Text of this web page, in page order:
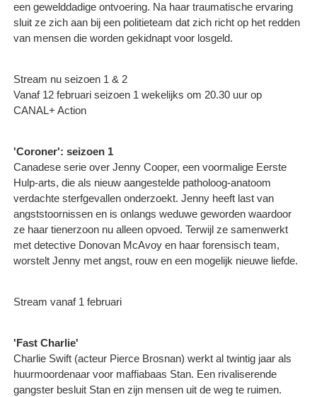
een gewelddadige ontvoering. Na haar traumatische ervaring
sluit ze zich aan bij een politieteam dat zich richt op het redden
van mensen die worden gekidnapt voor losgeld.
Stream nu seizoen 1 & 2
Vanaf 12 februari seizoen 1 wekelijks om 20.30 uur op
CANAL+ Action
'Coroner': seizoen 1
Canadese serie over Jenny Cooper, een voormalige Eerste
Hulp-arts, die als nieuw aangestelde patholoog-anatoom
verdachte sterfgevallen onderzoekt. Jenny heeft last van
angststoornissen en is onlangs weduwe geworden waardoor
ze haar tienerzoon nu alleen opvoed. Terwijl ze samenwerkt
met detective Donovan McAvoy en haar forensisch team,
worstelt Jenny met angst, rouw en een mogelijk nieuwe liefde.
Stream vanaf 1 februari
'Fast Charlie'
Charlie Swift (acteur Pierce Brosnan) werkt al twintig jaar als
huurmoordenaar voor maffiabaas Stan. Een rivaliserende
gangster besluit Stan en zijn mensen uit de weg te ruimen.